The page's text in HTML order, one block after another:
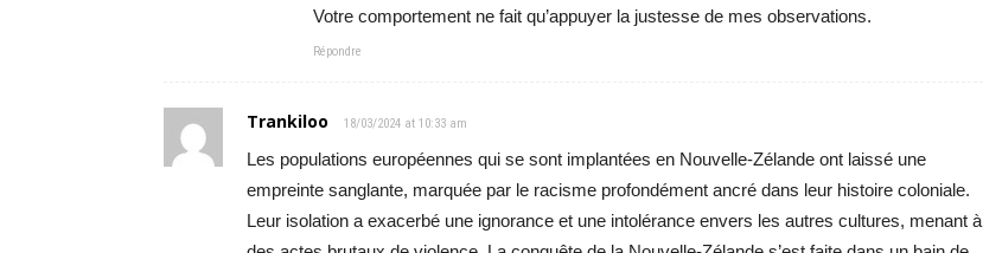
Votre comportement ne fait qu’appuyer la justesse de mes observations.
Répondre
Trankiloo 18/03/2024 at 10:33 am
Les populations européennes qui se sont implantées en Nouvelle-Zélande ont laissé une
empreinte sanglante, marquée par le racisme profondément ancré dans leur histoire coloniale.
Leur isolation a exacerbé une ignorance et une intolérance envers les autres cultures, menant à